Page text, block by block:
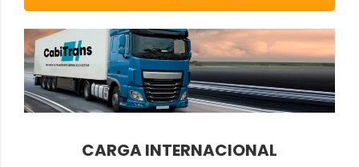
CARGA INTERNACIONAL